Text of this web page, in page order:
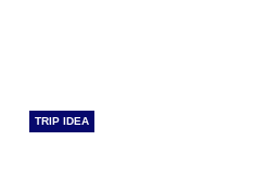
TRIP IDEA